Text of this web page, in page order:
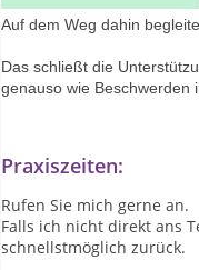
Auf dem Weg dahin
Das schließt die
genauso wie Beschwerden
Praxiszeiten:
Rufen Sie mich gerne an.
Falls ich nicht direkt ans
schnellstmöglich zurück.